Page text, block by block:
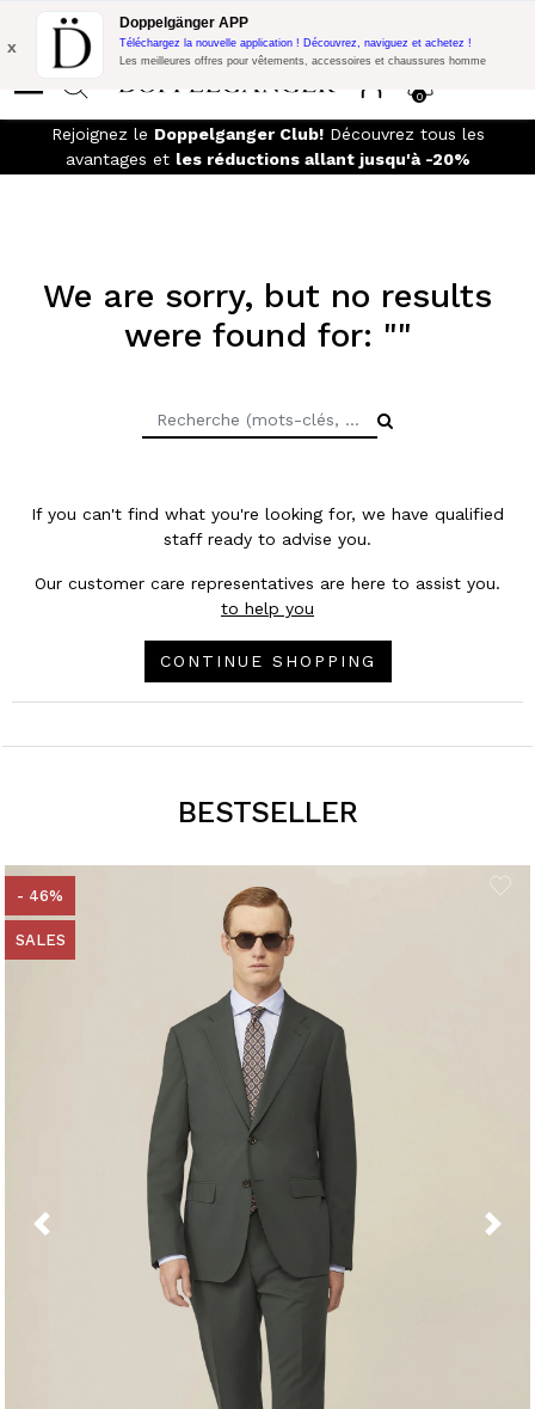
Promo Flash: 10% de réduction supplémentaire sur 300€ d'achat
avec le code:
0
x
Doppelgänger APP
Téléchargez la nouvelle application ! Découvrez, naviguez et achetez !
Les meilleures offres pour vêtements, accessoires et chaussures homme
LIVRAISON GRATUITE- Pour les commandes supérieures à
299,00€ et retours faciles
We are sorry, but no results
were found for: ""
If you can't find what you're looking for, we have qualified
staff ready to advise you.
Our customer care representatives are here to assist you.
to help you
CONTINUE SHOPPING
BESTSELLER
- 46%
SALES